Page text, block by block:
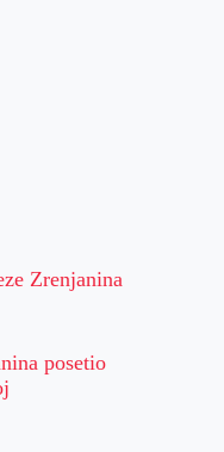
Zrenjanina
posetio